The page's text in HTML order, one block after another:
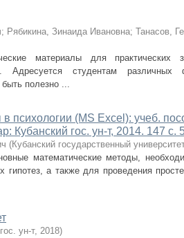
; Рябикина, Зинаида Ивановна; Танасов,
материалы для практических
Адресуется студентам
полезно ...
психологии (MS Excel): учеб.
Кубанский гос. ун-т, 2014. 147 с.
(Кубанский государственный университет
математические методы,
гипотез, а также для проведения
ун-т, 2018)